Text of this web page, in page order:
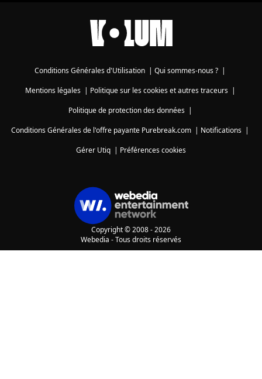
Conditions Générales d'Utilisation | Qui sommes-nous ? |
Mentions légales| Politique sur les cookies et autres traceurs|
Politique de protection des données|
Conditions Générales de l'offre payante Purebreak.com | Notifications |
Gérer Utiq | Préférences cookies
Copyright © 2008 - 2026
Webedia - Tous droits réservés